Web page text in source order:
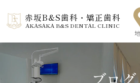
赤坂B&S歯科・矯正歯科
AKASAKA B&S DENTAL CLINIC